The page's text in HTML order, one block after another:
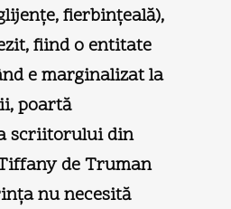
fierbinţeală),
fiind o entitate
e marginalizat la
poartă
scriitorului din
de Truman
nu necesită